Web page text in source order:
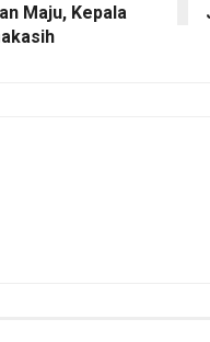
Maju, Kepala